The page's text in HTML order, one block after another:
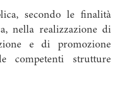
secondo le finalità
nella realizzazione di
e di promozione
competenti strutture